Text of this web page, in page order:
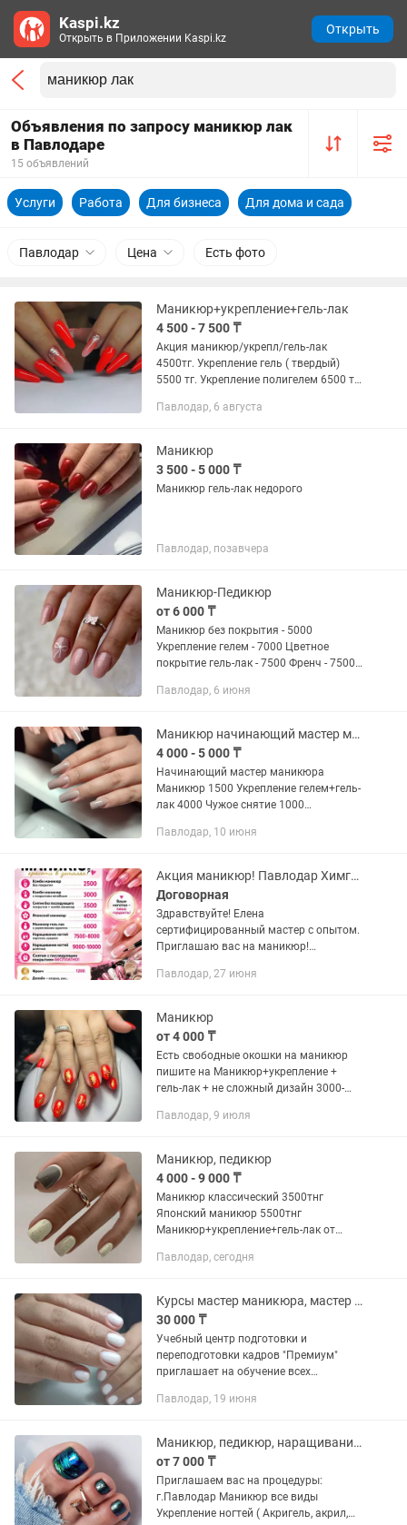
Объявления по запросу маникюр лак
в Павлодаре
15 объявлений
Услуги Работа Для бизнеса Для дома и сада
Павлодар Цена Есть фото
Маникюр+укрепление+гель-лак
4 500 - 7 500 ₸
Акция маникюр/укрепл/гель-лак
4500тг. Укрепление гель ( твердый)
5500 тг. Укрепление полигелем 6500 тг.
Павлодар, 6 августа
Маникюр
3 500 - 5 000 ₸
Маникюр гель-лак недорого
Павлодар, позавчера
Маникюр-Педикюр
от 6 000 ₸
Маникюр без покрытия - 5000
Укрепление гелем - 7000 Цветное
покрытие гель-лак - 7500 Френч - 7500
17.000 Обработка пальчиков с
Павлодар, 6 июня
Маникюр начинающий мастер маникюра
4 000 - 5 000 ₸
Начинающий мастер маникюра
Маникюр 1500 Укрепление гелем+гель-
лак 4000 Чужое снятие 1000
Павлодар, 10 июня
Акция маникюр! Павлодар Химгородки
Договорная
Здравствуйте! Елена
сертифицированный мастер с опытом.
Приглашаю вас на маникюр!
стерилизации и дезинфекции. Акция!
Маникюр гель-лак-6000...
Павлодар, 27 июня
Маникюр
от 4 000 ₸
Есть свободные окошки на маникюр
пишите на Маникюр+укрепление +
гель-лак + не сложный дизайн 3000-
после работы
Павлодар, 9 июля
Маникюр, педикюр
4 000 - 9 000 ₸
Маникюр классический 3500тнг
Японский маникюр 5500тнг
Маникюр+укрепление+гель-лак от
Педикюр Smart от 7000тнг Запись
Павлодар, сегодня
Курсы мастер маникюра, мастер педикюра, мастер по наращиванию ногтей
30 000 ₸
Учебный центр подготовки и
переподготовки кадров "Премиум"
приглашает на обучение всех
мастера ногтевого сервиса! Для
Индивидуальное...
Павлодар, 19 июня
Маникюр, педикюр, наращивание ногтей
от 7 000 ₸
Приглашаем вас на процедуры:
г.Павлодар Маникюр все виды
Укрепление ногтей ( Акригель, акрил,
Kaspi.kz
Открыть в Приложении Kaspi.kz
Открыть